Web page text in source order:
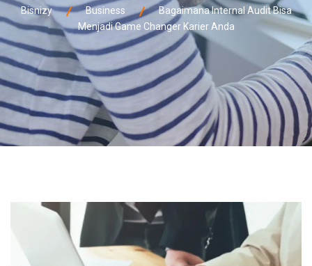
Bisnizy Business
Bagaimana Internal Audit Bisa
Menjadi Game Changer Karier Anda